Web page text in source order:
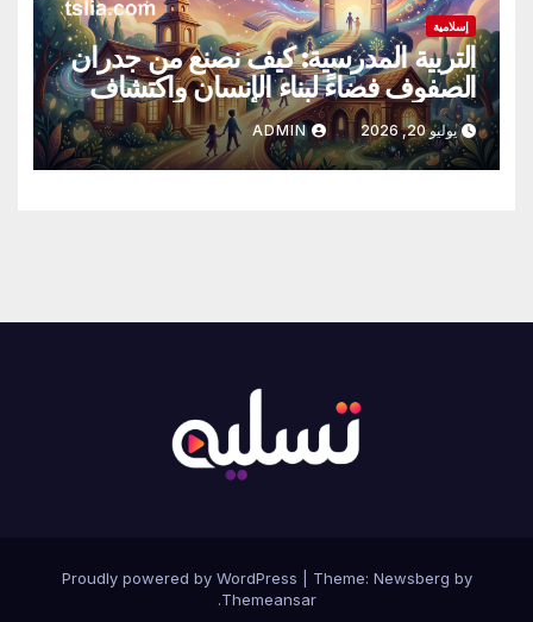
إسلامية
التربية المدرسية: كيف نصنع من جدران
الصفوف فضاءً لبناء الإنسان واكتشاف
شغف العمر؟
يوليو 20, 2026 ADMIN
Proudly powered by WordPress Theme: Newsberg by
Themeansar
.